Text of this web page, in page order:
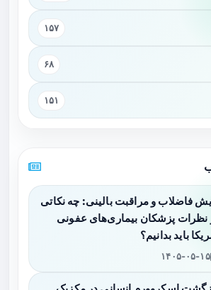
۱۵۷
۶۸
۱۵۱
فاضلاب و مراقبت بالینی: چه نکاتی
نظرات پزشکان بیماری‌های عفونی
باید بدانیم؟
۱۴۰۵-۰۵-۱۵